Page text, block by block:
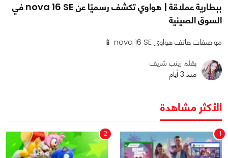
ببطارية عملاقة | هواوي تكشف رسميًا عن nova 16 SE في
السوق الصينية
مواصفات هاتف هواوي nova 16 SE 📱
بقلم زينب شريف
منذ 3 أيام
الأكثر مشاهدة
1
2